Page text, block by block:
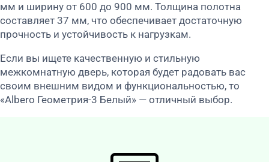
мм и ширину от 600 до 900 мм. Толщина полотна
составляет 37 мм, что обеспечивает достаточную
прочность и устойчивость к нагрузкам.
Если вы ищете качественную и стильную
межкомнатную дверь, которая будет радовать вас
своим внешним видом и функциональностью, то
«Albero Геометрия-3 Белый» — отличный выбор.